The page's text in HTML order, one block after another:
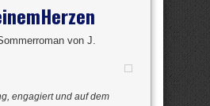
von J.
engagiert und auf dem